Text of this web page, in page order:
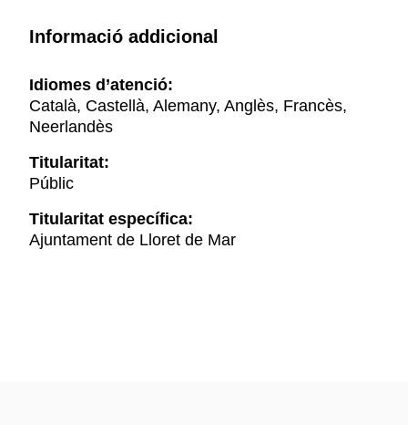
Informació addicional
Idiomes d’atenció:
Català, Castellà, Alemany, Anglès, Francès,
Neerlandès
Titularitat:
Públic
Titularitat específica:
Ajuntament de Lloret de Mar